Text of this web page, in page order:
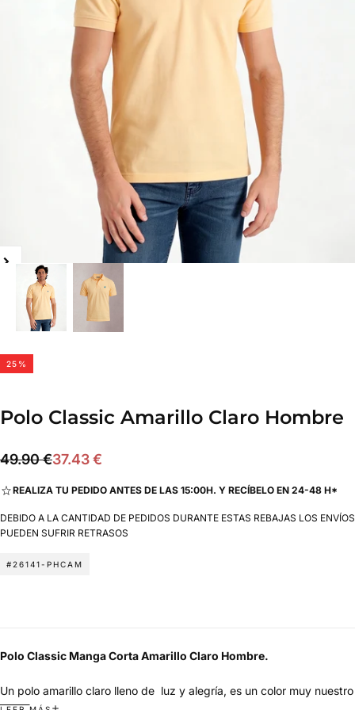
25 %
Polo Classic Amarillo Claro Hombre
37.43
Precio
49.90 €Precio
37.43 €
REALIZA TU PEDIDO ANTES DE LAS 15:00H. Y RECÍBELO EN 24-48 H*
DEBIDO A LA CANTIDAD DE PEDIDOS DURANTE ESTAS REBAJAS LOS ENVÍOS
PUEDEN SUFRIR RETRASOS
#26141-PHCAM
Polo Classic Manga Corta Amarillo Claro Hombre.
Un polo amarillo claro lleno de luz y alegría, es un color muy nuestro